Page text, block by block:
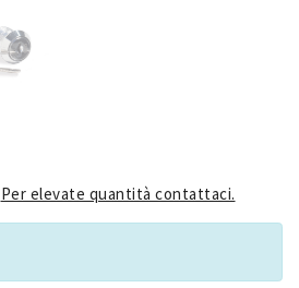
Per elevate quantità contattaci.